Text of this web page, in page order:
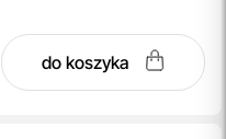
do koszyka